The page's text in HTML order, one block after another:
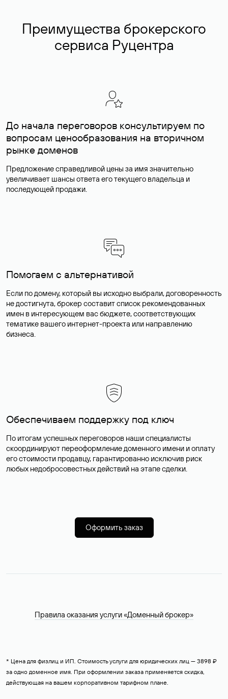
Преимущества брокерского
сервиса Руцентра
До начала переговоров консультируем по
вопросам ценообразования на вторичном
рынке доменов
Предложение справедливой цены за имя значительно
увеличивает шансы ответа его текущего владельца и
последующей продажи.
Помогаем с альтернативой
Если по домену, который вы исходно выбрали, договоренность
не достигнута, брокер составит список рекомендованных
имен в интересующем вас бюджете, соответствующих
тематике вашего интернет-проекта или направлению
бизнеса.
Обеспечиваем поддержку под ключ
По итогам успешных переговоров наши специалисты
скоординируют переоформление доменного имени и оплату
его стоимости продавцу, гарантированно исключив риск
любых недобросовестных действий на этапе сделки.
Оформить заказ
Правила оказания услуги «Доменный брокер»
* Цена для физлиц и ИП. Стоимость услуги для юридических лиц — 3898 ₽
за одно доменное имя. При оформлении заказа применяется скидка,
действующая на вашем корпоративном тарифном плане.